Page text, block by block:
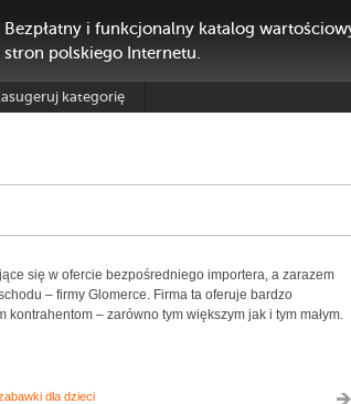
Bezpłatny i funkcjonalny katalog
stron polskiego Internetu.
kategorię
się w ofercie bezpośredniego importera, a zarazem
– firmy Glomerce. Firma ta oferuje bardzo
kontrahentom – zarówno tym większym jak i tym małym.
dla dzieci